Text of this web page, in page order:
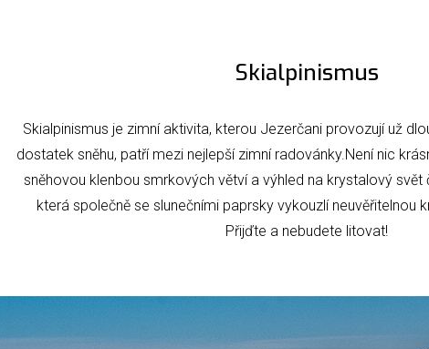
Skialpinismus
Skialpinismus je zimní aktivita, kterou Jezerčani provozují už
dostatek sněhu, patří mezi nejlepší zimní radovánky.Není nic
sněhovou klenbou smrkových větví a výhled na krystalový svět
která společně se slunečními paprsky vykouzlí neuvěřitelnou
Přijďte a nebudete litovat!